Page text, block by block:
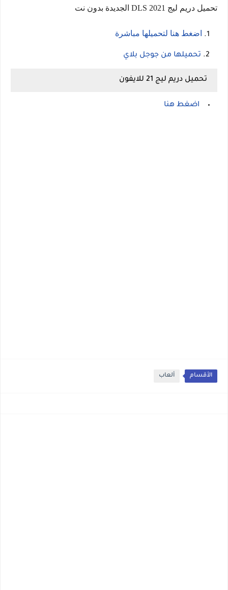
تحميل دريم ليج 2021 DLS الجديدة بدون نت
اضغط هنا لتحميلها مباشرة
تحميلها من جوجل بلاي
تحميل دريم ليج 21 للايفون
اضغط هنا
الأقسام ألعاب